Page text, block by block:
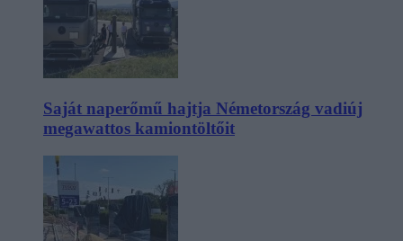
Saját naperőmű hajtja Németország vadiúj
megawattos kamiontöltőit